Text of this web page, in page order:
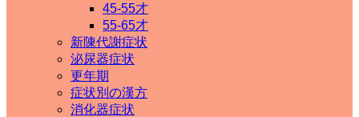
45-55才
55-65才
新陳代謝症状
泌尿器症状
更年期
症状別の漢方
消化器症状